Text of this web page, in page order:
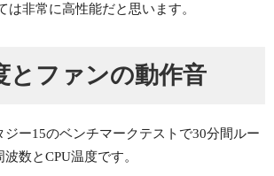
は非常に高性能だと思います。
とファンの動作音
ジー15のベンチマークテストで30分間ルー
数とCPU温度です。